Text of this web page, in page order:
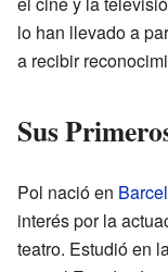
lo han llevado a
a recibir
Sus
Pol nació en
interés por la
teatro. Estudió en